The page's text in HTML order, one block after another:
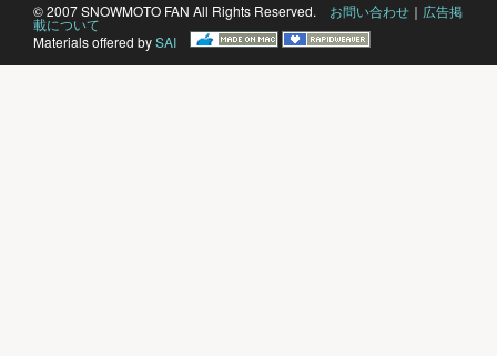
© 2007 SNOWMOTO FAN All Rights Reserved. お問い合わせ ｜ 広告掲
載について
Materials offered bySAI